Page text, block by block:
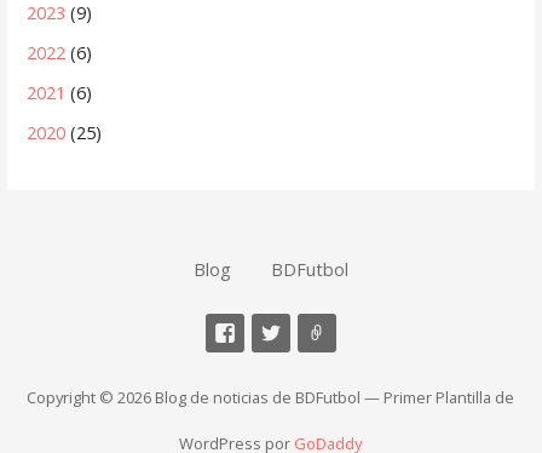
2023 (9)
2022 (6)
2021 (6)
2020 (25)
Blog BDFutbol
Copyright © 2026 Blog de noticias de BDFutbol — Primer Plantilla de
WordPress por GoDaddy